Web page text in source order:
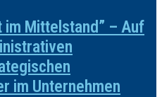
im Mittelstand” – Auf
im Unternehmen